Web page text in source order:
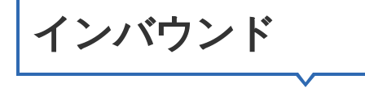
インバウンド